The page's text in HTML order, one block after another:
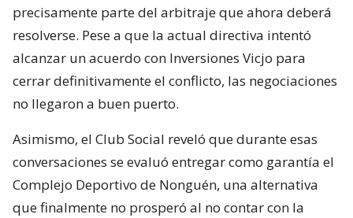
precisamente parte del arbitraje que ahora deberá
resolverse. Pese a que la actual directiva intentó
alcanzar un acuerdo con Inversiones Vicjo para
cerrar definitivamente el conflicto, las negociaciones
no llegaron a buen puerto.
Asimismo, el Club Social reveló que durante esas
conversaciones se evaluó entregar como garantía el
Complejo Deportivo de Nonguén, una alternativa
que finalmente no prosperó al no contar con la